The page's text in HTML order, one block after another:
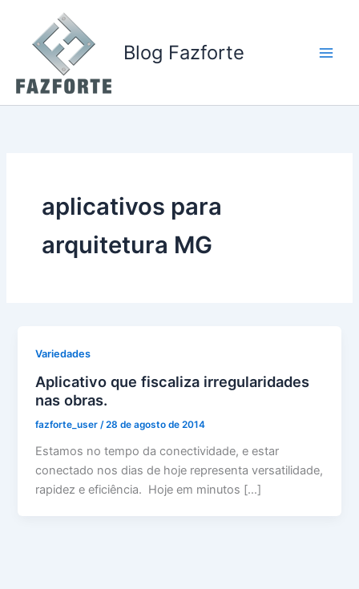
conteúdo
Blog Fazforte
aplicativos para
arquitetura MG
Variedades
Aplicativo que fiscaliza irregularidades
nas obras.
fazforte_user /28 de agosto de 2014
Estamos no tempo da conectividade, e estar
conectado nos dias de hoje representa versatilidade,
rapidez e eficiência. Hoje em minutos […]